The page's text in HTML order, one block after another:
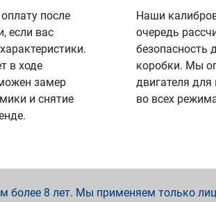
после
если вас
в ходе
замер
и снятие
Наши
очередь
безопасность
коробки. Мы
двигателя
во всех
8 лет. Мы применяем только